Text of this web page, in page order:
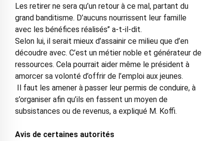
Les retirer ne sera qu’un retour à ce mal, partant du
grand banditisme. D’aucuns nourrissent leur famille
avec les bénéfices réalisés’’ a-t-il-dit.
Selon lui, il serait mieux d’assainir ce milieu que d’en
découdre avec. C’est un métier noble et générateur de
ressources. Cela pourrait aider même le président à
amorcer sa volonté d’offrir de l’emploi aux jeunes.
Il faut les amener à passer leur permis de conduire, à
s’organiser afin qu’ils en fassent un moyen de
subsistances ou de revenus, a expliqué M. Koffi.
Avis de certaines autorités